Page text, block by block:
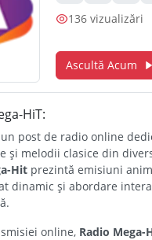
136 vizualizări
Ascultă Acum
HiT:
post de radio online
și melodii clasice din
Hit prezintă emisiuni
dinamic și abordare
online, Radio Mega-